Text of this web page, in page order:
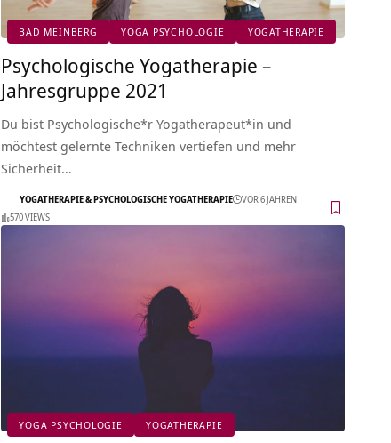
BAD MEINBERG YOGA PSYCHOLOGIE YOGATHERAPIE
Psychologische Yogatherapie –
Jahresgruppe 2021
Du bist Psychologische*r Yogatherapeut*in und
möchtest gelernte Techniken vertiefen und mehr
Sicherheit…
YOGATHERAPIE & PSYCHOLOGISCHE YOGATHERAPIE
VOR 6 JAHREN
570 VIEWS
YOGA PSYCHOLOGIE YOGATHERAPIE